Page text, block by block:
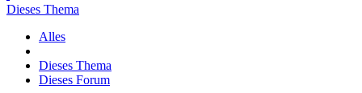
Dieses Thema
Alles
Dieses Thema
Dieses Forum